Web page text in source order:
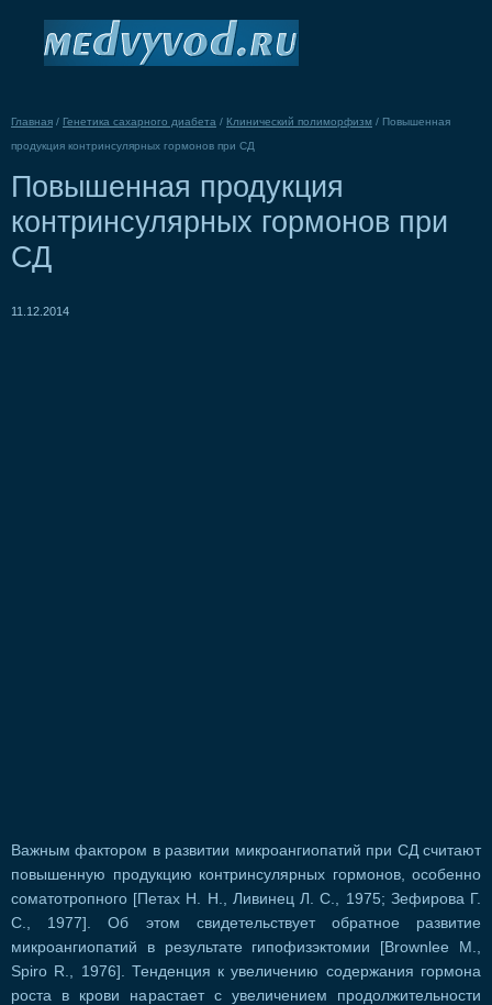
Главная / Генетика сахарного диабета / Клинический полиморфизм / Повышенная
продукция контринсулярных гормонов при СД
Повышенная продукция
контринсулярных гормонов при
СД
11.12.2014
Важным фактором в развитии микроангиопатий при СД считают
повышенную продукцию контринсулярных гормонов, особенно
соматотропного [Петах Н. Н., Ливинец Л. С., 1975; Зефирова Г.
С., 1977]. Об этом свидетельствует обратное развитие
микроангиопатий в результате гипофизэктомии [Brownlee М.,
Spiro R., 1976]. Тенденция к увеличению содержания гормона
роста в крови нарастает с увеличением продолжительности